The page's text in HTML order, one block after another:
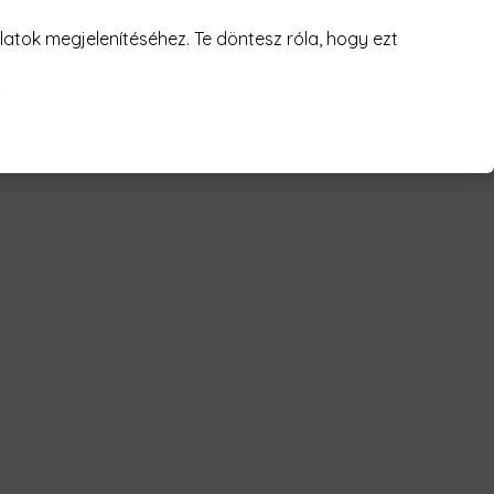
😥
Férfi Póló"
megjelenítéséhez. Te döntesz róla, hogy ezt